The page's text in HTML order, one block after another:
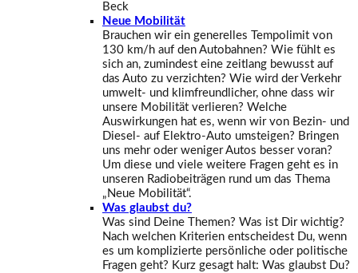
Beck
Neue Mobilität
Brauchen wir ein generelles Tempolimit von
130 km/h auf den Autobahnen? Wie fühlt es
sich an, zumindest eine zeitlang bewusst auf
das Auto zu verzichten? Wie wird der Verkehr
umwelt- und klimfreundlicher, ohne dass wir
unsere Mobilität verlieren? Welche
Auswirkungen hat es, wenn wir von Bezin- und
Diesel- auf Elektro-Auto umsteigen? Bringen
uns mehr oder weniger Autos besser voran?
Um diese und viele weitere Fragen geht es in
unseren Radiobeiträgen rund um das Thema
„Neue Mobilität“.
Was glaubst du?
Was sind Deine Themen? Was ist Dir wichtig?
Nach welchen Kriterien entscheidest Du, wenn
es um komplizierte persönliche oder politische
Fragen geht? Kurz gesagt halt: Was glaubst Du?